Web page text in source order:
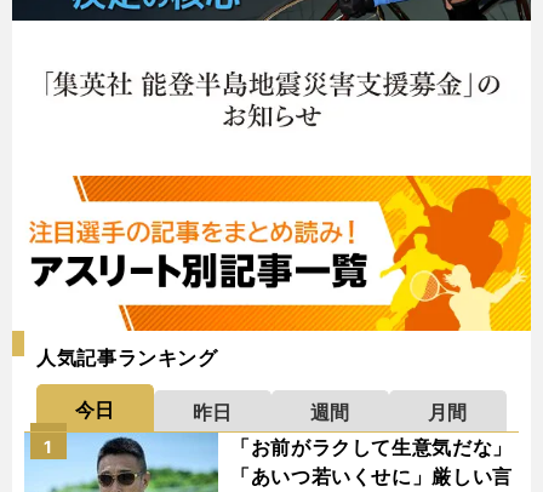
人気記事ランキング
今日 昨日 週間
月間
「お前がラクして生意気だな」
「あいつ若いくせに」厳しい言
1